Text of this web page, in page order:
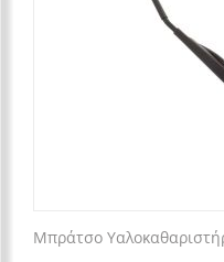
Μπράτσο